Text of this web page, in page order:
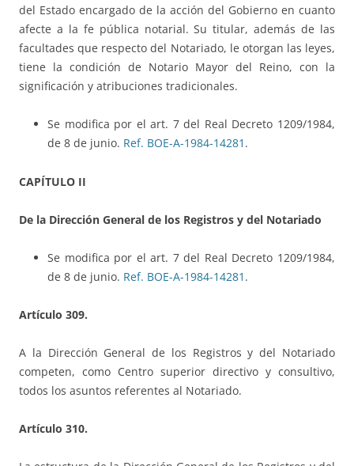
del Estado encargado de la acción del Gobierno en cuanto
afecte a la fe pública notarial. Su titular, además de las
facultades que respecto del Notariado, le otorgan las leyes,
tiene la condición de Notario Mayor del Reino, con la
significación y atribuciones tradicionales.
Se modifica por el art. 7 del Real Decreto 1209/1984,
de 8 de junio. Ref. BOE-A-1984-14281 .
CAPÍTULO II
De la Dirección General de los Registros y del Notariado
Se modifica por el art. 7 del Real Decreto 1209/1984,
de 8 de junio. Ref. BOE-A-1984-14281 .
Artículo 309.
A la Dirección General de los Registros y del Notariado
competen, como Centro superior directivo y consultivo,
todos los asuntos referentes al Notariado.
Artículo 310.